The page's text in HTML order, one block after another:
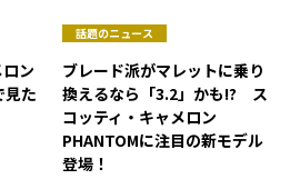
ン
見た
話題のニュース
ブレード派がマレットに乗り
換えるなら「3.2」かも!? ス
コッティ・キャメロン
PHANTOMに注目の新モデル
登場！